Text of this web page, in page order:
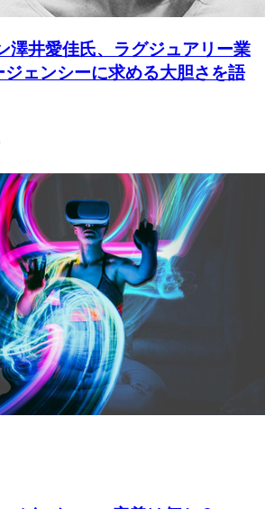
澤井愛佳氏、ラグジュアリー業
ェンシーに求める大胆さを語